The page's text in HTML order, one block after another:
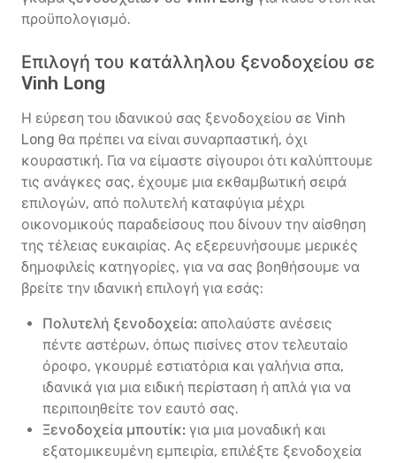
προϋπολογισμό.
Επιλογή του κατάλληλου ξενοδοχείου σε
Vinh Long
Η εύρεση του ιδανικού σας ξενοδοχείου σε Vinh
Long θα πρέπει να είναι συναρπαστική, όχι
κουραστική. Για να είμαστε σίγουροι ότι καλύπτουμε
τις ανάγκες σας, έχουμε μια εκθαμβωτική σειρά
επιλογών, από πολυτελή καταφύγια μέχρι
οικονομικούς παραδείσους που δίνουν την αίσθηση
της τέλειας ευκαιρίας. Ας εξερευνήσουμε μερικές
δημοφιλείς κατηγορίες, για να σας βοηθήσουμε να
βρείτε την ιδανική επιλογή για εσάς:
Πολυτελή ξενοδοχεία: απολαύστε ανέσεις
πέντε αστέρων, όπως πισίνες στον τελευταίο
όροφο, γκουρμέ εστιατόρια και γαλήνια σπα,
ιδανικά για μια ειδική περίσταση ή απλά για να
περιποιηθείτε τον εαυτό σας.
Ξενοδοχεία μπουτίκ: για μια μοναδική και
εξατομικευμένη εμπειρία, επιλέξτε ξενοδοχεία